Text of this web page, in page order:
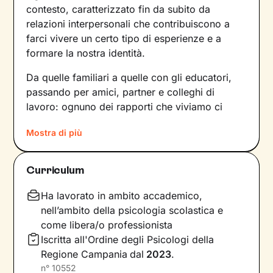
contesto, caratterizzato fin da subito da
relazioni interpersonali che contribuiscono a
farci vivere un certo tipo di esperienze e a
formare la nostra identità.
Da quelle familiari a quelle con gli educatori,
passando per amici, partner e colleghi di
lavoro: ognuno dei rapporti che viviamo ci
dinamiche che abbiamo sperimentato fino a
quel momento. Anche le emozioni che
proviamo e i pensieri che concepiamo sono
cresciuti.
Per superare momenti difficili e raggiungere un
maggiore benessere bisogna comprendere
quali siano gli elementi che non ci
rappresentano più e quali i bisogni insoddisfatti
Mostra di più
Curriculum
Ha lavorato in ambito accademico,
nell’ambito della psicologia scolastica e
come libera/o professionista
Iscritta all'Ordine degli Psicologi della
Regione Campania dal 2023.
n° 10552